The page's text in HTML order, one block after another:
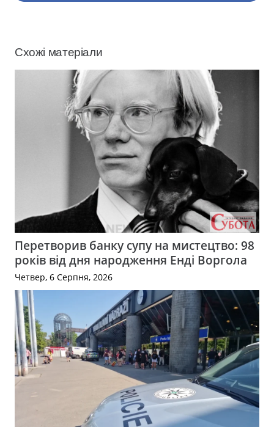
Схожі матеріали
Перетворив банку супу на мистецтво: 98
років від дня народження Енді Воргола
Четвер, 6 Серпня, 2026